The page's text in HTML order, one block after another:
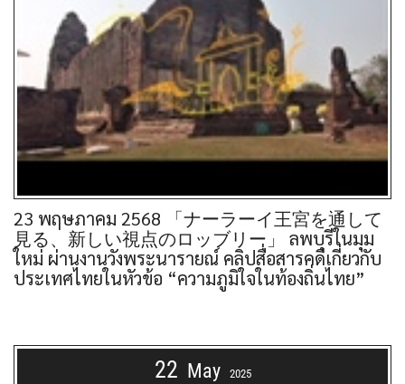
23 พฤษภาคม 2568 「ナーラーイ王宮を通して
見る、新しい視点のロッブリー」 ลพบุรีในมุม
ใหม่ ผ่านงานวังพระนารายณ์ คลิปสื่อสารคดีเกี่ยวกับ
ประเทศไทยในหัวข้อ “ความภูมิใจในท้องถิ่นไทย”
22 May 2025